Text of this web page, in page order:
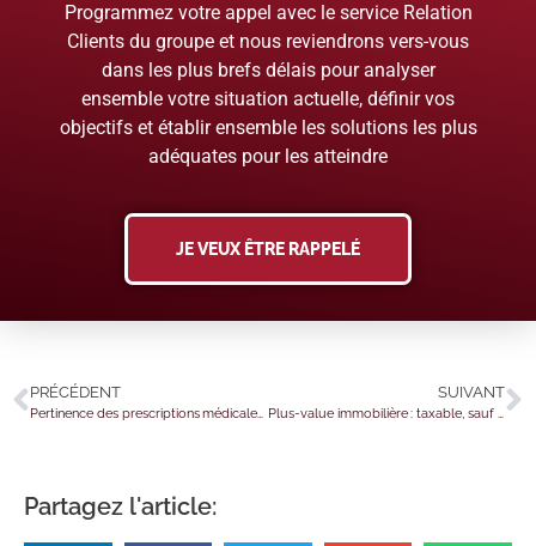
Programmez votre appel avec le service Relation
Clients du groupe et nous reviendrons vers-vous
dans les plus brefs délais pour analyser
ensemble votre situation actuelle, définir vos
objectifs et établir ensemble les solutions les plus
adéquates pour les atteindre
JE VEUX ÊTRE RAPPELÉ
PRÉCÉDENT SUIVANT
Partagez l'article: